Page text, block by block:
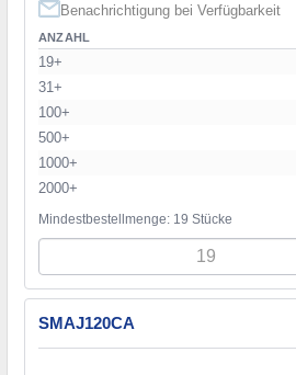
Benachrichtigung bei Verfügbarkeit
ANZAHL
19+
31+
100+
500+
1000+
2000+
Mindestbestellmenge: 19 Stücke
SMAJ120CA